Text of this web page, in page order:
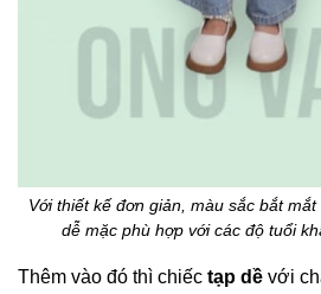
Với thiết kế đơn giản, màu sắc bắt
dễ mặc phù hợp với các độ tuổi
Thêm vào đó thì chiếc tạp dề với